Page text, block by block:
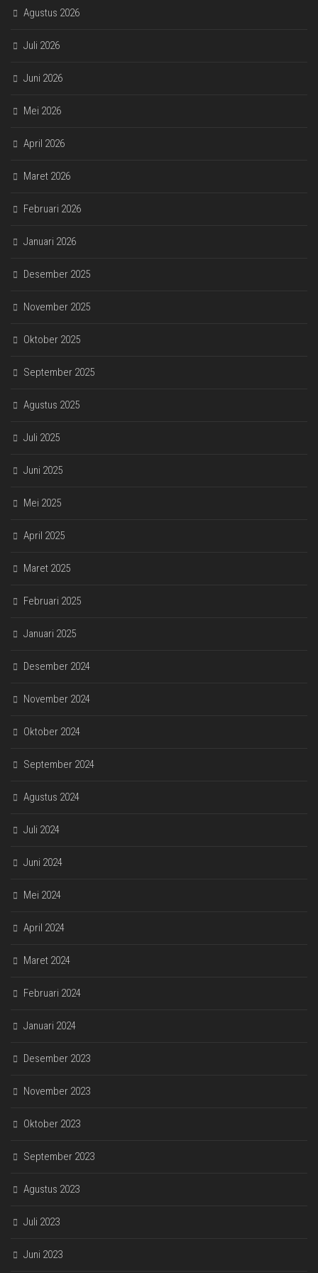
Agustus 2026
Juli 2026
Juni 2026
Mei 2026
April 2026
Maret 2026
Februari 2026
Januari 2026
Desember 2025
November 2025
Oktober 2025
September 2025
Agustus 2025
Juli 2025
Juni 2025
Mei 2025
April 2025
Maret 2025
Februari 2025
Januari 2025
Desember 2024
November 2024
Oktober 2024
September 2024
Agustus 2024
Juli 2024
Juni 2024
Mei 2024
April 2024
Maret 2024
Februari 2024
Januari 2024
Desember 2023
November 2023
Oktober 2023
September 2023
Agustus 2023
Juli 2023
Juni 2023